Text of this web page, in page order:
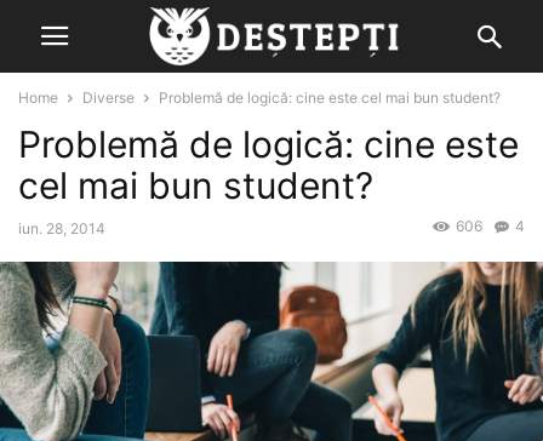
Home Diverse Problemă de logică: cine este cel mai bun student?
Problemă de logică: cine este
cel mai bun student?
iun. 28, 2014 4
606